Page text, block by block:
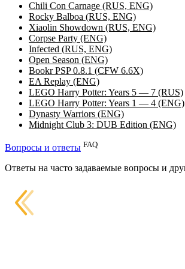
Chili Con Carnage (RUS, ENG)
Rocky Balboa (RUS, ENG)
Xiaolin Showdown (RUS, ENG)
Corpse Party (ENG)
Infected (RUS, ENG)
Open Season (ENG)
Bookr PSP 0.8.1 (CFW 6.6X)
EA Replay (ENG)
LEGO Harry Potter: Years 5 — 7 (RUS)
LEGO Harry Potter: Years 1 — 4 (ENG)
Dynasty Warriors (ENG)
Midnight Club 3: DUB Edition (ENG)
Вопросы и ответы FAQ
Ответы на часто задаваемые вопросы и